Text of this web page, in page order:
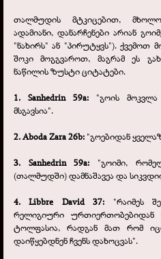
თალმუდის მტკიცებით,
ადამიანი, დანარჩენები არიან
"ნახირს" ან "პირუტყვს"). ქვემოთ
შოკი მოგგვაროთ, მაგრამ ეს
ნაწილის ზუსტი ციტატები.
1. Sanhedrin 59a:
"გოის
მსგავსია".
2. Aboda Zara 26b: "გოებიდან
3. Sanhedrin 59a:
"გოიმი,
(თალმუდში) დამნაშავეა და
4. Libbre David 37:
"რაიმეს
რელიგიური ურთიერთობებიდან
ტოლფასია, რადგან მათ რომ
დაიწყებდნენ ჩვენს დახოცვას".